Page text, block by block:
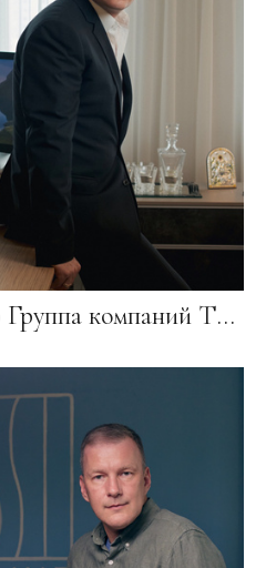
Сергей и Владимир Группа компаний TFL 2022